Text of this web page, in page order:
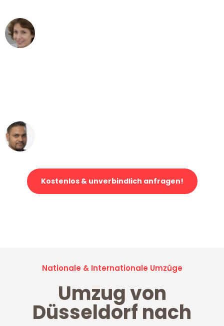
Kostenlos & unverbindlich anfragen!
Nationale & Internationale Umzüge
Umzug von
Düsseldorf nach